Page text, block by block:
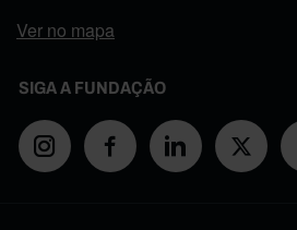
Ver no mapa
SIGA A FUNDAÇÃO